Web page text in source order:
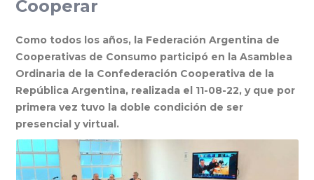
Cooperar
Como todos los años, la Federación Argentina de
Cooperativas de Consumo participó en la Asamblea
Ordinaria de la Confederación Cooperativa de la
República Argentina, realizada el 11-08-22, y que por
primera vez tuvo la doble condición de ser
presencial y virtual.